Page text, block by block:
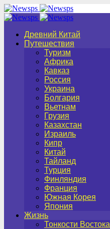
Древний Китай
Путешествия
Туризм
Африка
Кавказ
Россия
Украина
Болгария
Вьетнам
Грузия
Казахстан
Израиль
Кипр
Китай
Тайланд
Турция
Финляндия
Франция
Южная Корея
Япония
Жизнь
Тонкости Востока